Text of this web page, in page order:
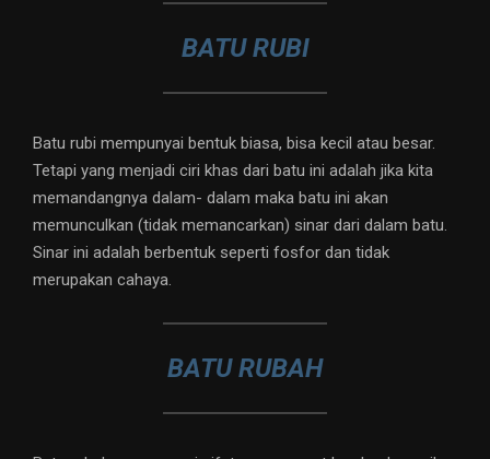
BATU RUBI
Batu rubi mempunyai bentuk biasa, bisa kecil atau besar.
Tetapi yang menjadi ciri khas dari batu ini adalah jika kita
memandangnya dalam- dalam maka batu ini akan
memunculkan (tidak memancarkan) sinar dari dalam batu.
Sinar ini adalah berbentuk seperti fosfor dan tidak
merupakan cahaya.
BATU RUBAH